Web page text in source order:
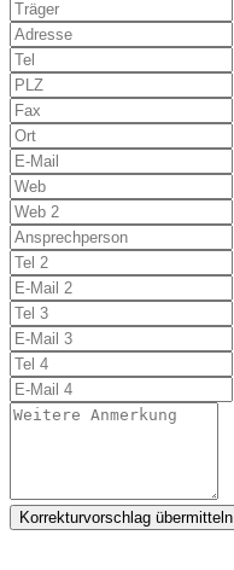
Korrekturvorschlag übermitteln